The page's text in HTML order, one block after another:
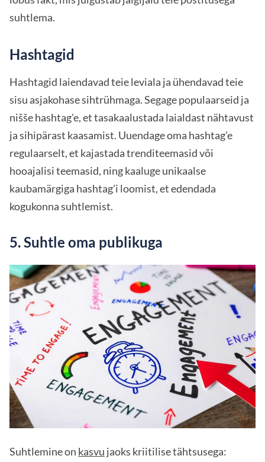
suhtlema.
Hashtagid
Hashtagid laiendavad teie leviala ja ühendavad teie
sisu asjakohase sihtrühmaga. Segage populaarseid ja
nišše hashtag'e, et tasakaalustada laialdast nähtavust
ja sihipärast kaasamist. Uuendage oma hashtag'e
regulaarselt, et kajastada trenditeemasid või
hooajalisi teemasid, ning kaaluge unikaalse
kaubamärgiga hashtag'i loomist, et edendada
kogukonna suhtlemist.
5. Suhtle oma publikuga
Suhtlemine on kasvu jaoks kriitilise tähtsusega: